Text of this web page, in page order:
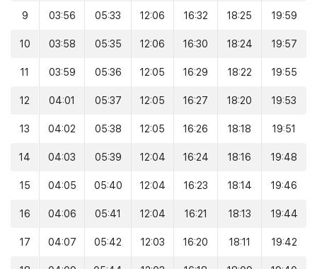
9 03:56 05:33 12:06 16:32 18:25 19:59
10 03:58 05:35 12:06 16:30 18:24 19:57
11 03:59 05:36 12:05 16:29 18:22 19:55
12 04:01 05:37 12:05 16:27 18:20 19:53
13 04:02 05:38 12:05 16:26 18:18 19:51
14 04:03 05:39 12:04 16:24 18:16 19:48
15 04:05 05:40 12:04 16:23 18:14 19:46
16 04:06 05:41 12:04 16:21 18:13 19:44
17 04:07 05:42 12:03 16:20 18:11 19:42